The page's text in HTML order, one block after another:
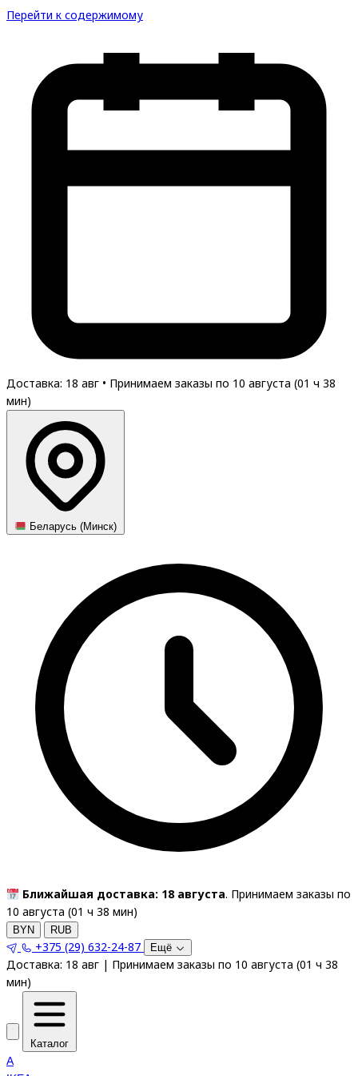
Перейти к содержимому
Доставка: 18 авг • Принимаем заказы по 10 августа (01 ч 38
мин)
Беларусь (Минск)
Ближайшая доставка: 18 августа. Принимаем заказы по
10 августа (01 ч 38 мин)
BYN RUB
+375 (29) 632-24-87 Ещё
Доставка: 18 авг | Принимаем заказы по 10 августа (01 ч 38
мин)
Каталог
A